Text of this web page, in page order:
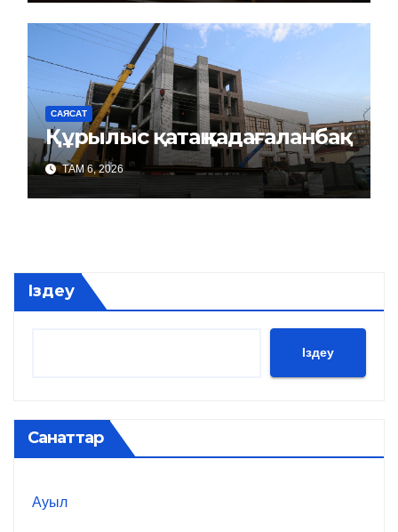
САЯСАТ
Құрылыс қатаң қадағаланбақ
ТАМ 6, 2026
Іздеу
Іздеу
Санаттар
Ауыл